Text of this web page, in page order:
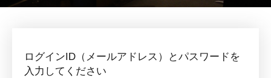
ログインID（メールアドレス）とパスワードを
入力してください